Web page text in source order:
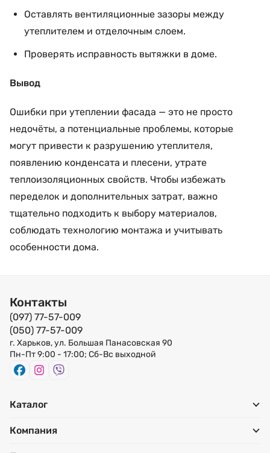
Оставлять вентиляционные зазоры между
утеплителем и отделочным слоем.
Проверять исправность вытяжки в доме.
Вывод
Ошибки при утеплении фасада — это не просто
недочёты, а потенциальные проблемы, которые
могут привести к разрушению утеплителя,
появлению конденсата и плесени, утрате
теплоизоляционных свойств. Чтобы избежать
переделок и дополнительных затрат, важно
тщательно подходить к выбору материалов,
соблюдать технологию монтажа и учитывать
особенности дома.
Контакты
(097) 77-57-009
(050) 77-57-009
г. Харьков, ул. Большая Панасовская 90
Пн-Пт 9:00 - 17:00; Сб-Вс выходной
Каталог
Компания